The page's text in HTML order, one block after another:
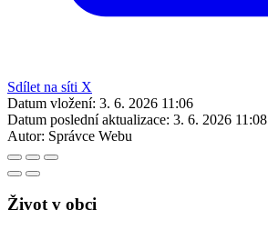
Sdílet na síti X
Datum vložení: 3. 6. 2026 11:06
Datum poslední aktualizace: 3. 6. 2026 11:08
Autor: Správce Webu
Život v obci